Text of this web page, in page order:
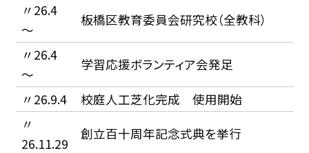
〃26.4
〜
板橋区教育委員会研究校（全教科）
〃26.4
〜
学習応援ボランティア会発足
〃26.9.4
校庭人工芝化完成 使用開始
〃
26.11.29
創立百十周年記念式典を挙行